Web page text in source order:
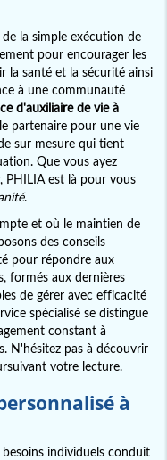
la simple exécution de
pour encourager les
la santé et la sécurité ainsi
à une communauté
d'auxiliaire de vie à
partenaire pour une vie
sur mesure qui tient
Que vous ayez
PHILIA est là pour vous
.
et où le maintien de
des conseils
pour répondre aux
formés aux dernières
de gérer avec efficacité
spécialisé se distingue
constant à
N'hésitez pas à découvrir
votre lecture.
à
individuels conduit